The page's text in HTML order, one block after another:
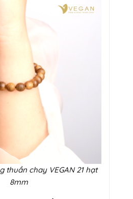
thuần chay VEGAN 21 hạt
8mm